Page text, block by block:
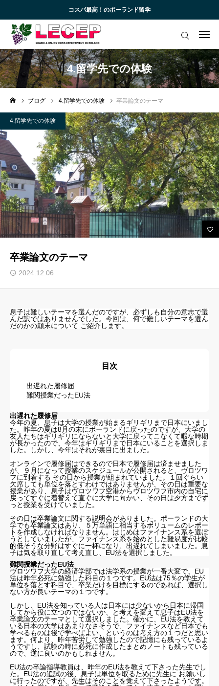
コスパ最高！のポーランド留学
4.留学先での体験
ブログ 4.留学先での体験 卒業論文のテーマ
4.留学先での体験
卒業論文のテーマ
2024.12.06
息子は難しいテーマを選んだのですが、必ずしも自分の意志で選
んだ訳ではありませんでした。今回は、何で難しいテーマを選ん
だのかの顛末について ご紹介します。
目次
出遅れた履修届
難関授業だったEU法
出遅れた履修届
今年の夏、息子は大学の授業が始まるギリギリまで日本にいまし
た。昨年の夏は8月の末にポーランドに戻ったのですが、大学の
友人たちはギリギリにならないと大学に戻ってこなくて暇な時期
が長かったので、今年はギリギリまで日本にいることを選択しま
した。しかし、今年はそれが裏目に出ました。
オンラインで履修届はできるので日本で履修届は済ませました
が、９月になって授業のスケジュールが公開されると、ヴロツワ
フに到着する その日から授業が組まれていました。１回ぐらい
欠席しても単位を落とすわけではありませんが、その日は重要な
授業があり、息子はヴロツワフ空港からヴロツワフ市内の自宅に
戻ってすぐに着替えて直ぐに大学に向かい、その日は夕方までず
っと授業を受けていました。
その日は卒業論文に関する説明会がありました。ポーランドの大
学でも卒業論文はあり、５万単語に相当するボリュームのレポー
トを作成しなければなりません。はじめはファイナンス系を選ぼ
うとしていましたが、ファイナンス系を始めとした難易度が比較
的低そうな分野はすぐに一杯になり、出遅れてしまいました。息
子は気を取り直して考え直し、EU法を選択しました。
難関授業だったEU法
ヴロツワフ大学の経済学部では法学系の授業が一番大変で、EU
法は昨年必死に勉強した科目の１つです。EU法は75％の学生が
単位を落とす科目で、卒業だけを目標にするのであれば、選択し
ない方が良いテーマの１つです。
しかし、EU法を知っている人は日本には少ないから日本に帰国
してから役に立つのではないか、と考えを変えて息子はEU法を
卒業論文のテーマとして選択しました。確かに、EU法を教えて
いる日本の大学はあまりなさそうで、ファイナンスなど日本でも
学べるものは後で学べばよい、というのは考え方の１つだと思い
ます。何より、昨年苦労して勉強したので記憶にも残っているよ
うですし、試験の時に必死に作成したまとめノートも残っている
ので、逆に良いのかもしれません。
EU法の卒論指導教員は、昨年のEU法を教えて下さった先生でし
た。EU法の追試の後、息子は単位を取るために先生に お願いし
に行ったのですが、先生はそのことを覚えて下さったようです。
ログイン
アカデミック英語トレーニング
無料会員向けコンテンツと受講生向けサイト
ブログ 一覧
受講生様専用サイト
お知らせ一覧
お問い合わせ
よくあるご質問 (FAQ)
ルセップについて
アカデミック英語トレーニング
無料会員向けコンテンツと受講生向けサイト
ブログ 一覧
受講生様専用サイト
お知らせ